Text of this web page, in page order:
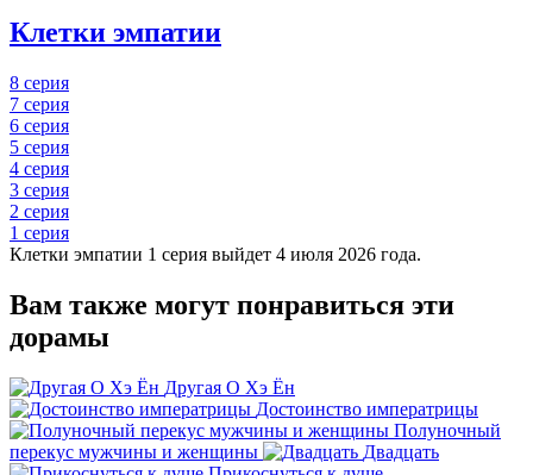
Клетки эмпатии
8 серия
7 серия
6 серия
5 серия
4 серия
3 серия
2 серия
1 серия
Клетки эмпатии 1 серия выйдет 4 июля 2026 года.
Вам также могут понравиться эти
дорамы
Другая О Хэ Ён
Достоинство императрицы
Полуночный
перекус мужчины и женщины
Двадцать